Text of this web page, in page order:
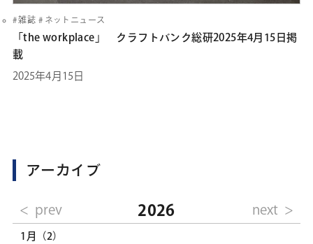
雑誌 ネットニュース
「the workplace」 クラフトバンク総研2025年4月15日掲
載
2025年4月15日
アーカイブ
prev 2026 next
1月（2）